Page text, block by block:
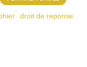
droit de reponse